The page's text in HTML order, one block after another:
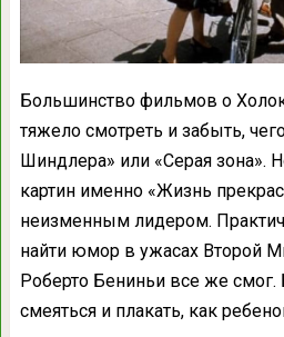
Большинство фильмов о
тяжело смотреть и забыть,
Шиндлера» или «Серая зона».
картин именно «Жизнь
неизменным лидером.
найти юмор в ужасах Второй
Роберто Бениньи все же смог.
смеяться и плакать, как